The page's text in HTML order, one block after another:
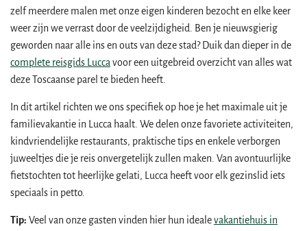
zelf meerdere malen met onze eigen kinderen bezocht en elke keer
weer zijn we verrast door de veelzijdigheid. Ben je nieuwsgierig
geworden naar alle ins en outs van deze stad? Duik dan dieper in de
complete reisgids Lucca voor een uitgebreid overzicht van alles wat
deze Toscaanse parel te bieden heeft.
In dit artikel richten we ons specifiek op hoe je het maximale uit je
familievakantie in Lucca haalt. We delen onze favoriete activiteiten,
kindvriendelijke restaurants, praktische tips en enkele verborgen
juweeltjes die je reis onvergetelijk zullen maken. Van avontuurlijke
fietstochten tot heerlijke gelati, Lucca heeft voor elk gezinslid iets
speciaals in petto.
Tip: Veel van onze gasten vinden hier hun idealevakantiehuis in